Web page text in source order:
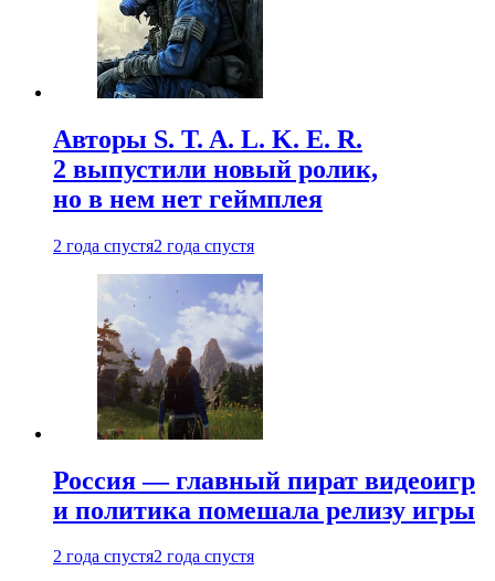
Авторы S. T. A. L. K. E. R.
2 выпустили новый ролик,
но в нем нет геймплея
2 года спустя2 года спустя
Россия — главный пират видеоигр
и политика помешала релизу игры
2 года спустя2 года спустя